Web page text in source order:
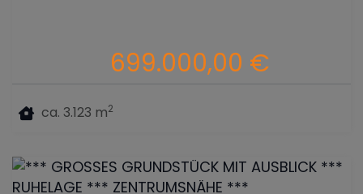
ca. 3.123 m2
699.000,00 €